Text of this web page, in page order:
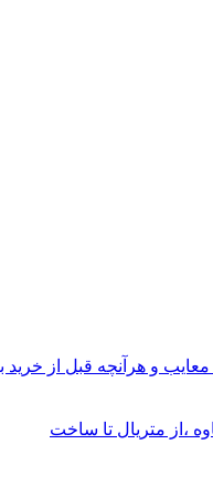
و هرآنچه قبل از خرید
،از متریال تا ساخت